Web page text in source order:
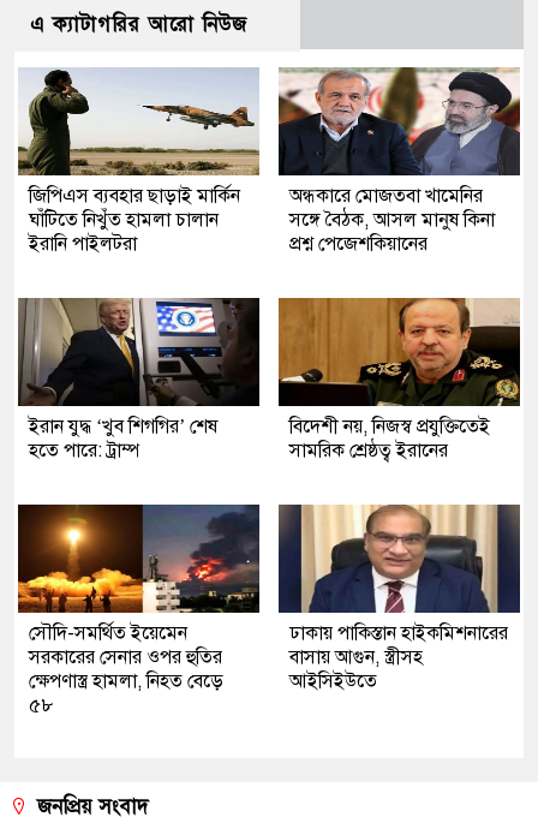
এ ক্যাটাগরির আরো নিউজ
জিপিএস ব্যবহার ছাড়াই মার্কিন
ঘাঁটিতে নিখুঁত হামলা চালান
ইরানি পাইলটরা
অন্ধকারে মোজতবা খামেনির
সঙ্গে বৈঠক, আসল মানুষ কিনা
প্রশ্ন পেজেশকিয়ানের
ইরান যুদ্ধ ‘খুব শিগগির’ শেষ
হতে পারে: ট্রাম্প
বিদেশী নয়, নিজস্ব প্রযুক্তিতেই
সামরিক শ্রেষ্ঠত্ব ইরানের
সৌদি-সমর্থিত ইয়েমেন
সরকারের সেনার ওপর হুতির
ক্ষেপণাস্ত্র হামলা, নিহত বেড়ে
৫৮
ঢাকায় পাকিস্তান হাইকমিশনারের
বাসায় আগুন, স্ত্রীসহ
আইসিইউতে
জনপ্রিয় সংবাদ